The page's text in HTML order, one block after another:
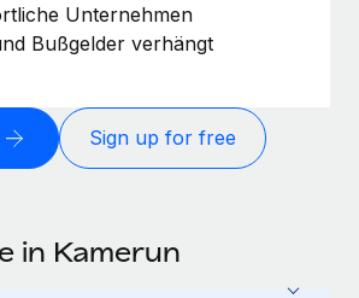
Unternehmen
Bußgelder verhängt
Sign up for free
in Kamerun